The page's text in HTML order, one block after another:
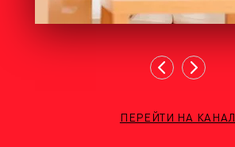
ПЕРЕЙТИ НА КАНАЛ